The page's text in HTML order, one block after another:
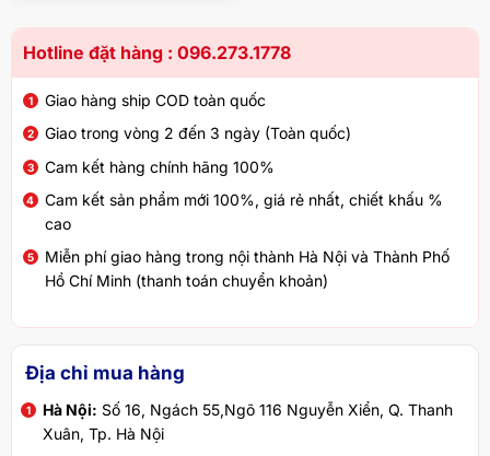
Hotline đặt hàng : 096.273.1778
Giao hàng ship COD toàn quốc
Giao trong vòng 2 đến 3 ngày (Toàn quốc)
Cam kết hàng chính hãng 100%
Cam kết sản phẩm mới 100%, giá rẻ nhất, chiết khấu %
cao
Miễn phí giao hàng trong nội thành Hà Nội và Thành Phố
Hồ Chí Minh (thanh toán chuyển khoản)
Địa chỉ mua hàng
Hà Nội: Số 16, Ngách 55,Ngõ 116 Nguyễn Xiển, Q. Thanh
Xuân, Tp. Hà Nội